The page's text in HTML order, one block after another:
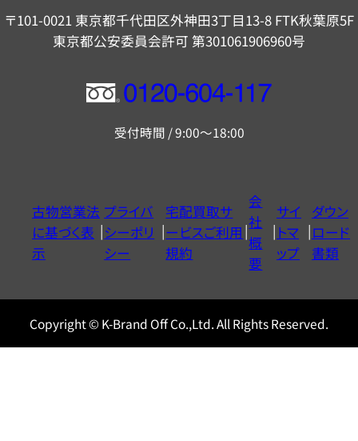
〒101-0021 東京都千代田区外神田3丁目13-8 FTK秋葉原5F
東京都公安委員会許可 第301061906960号
フ
ー
ヤ
ル
0120604117
受付時間 / 9:00～18:00
古物営業法
に基づく表
示
プライバ
シーポリ
シー
宅配買取サ
ービスご利用
規約
会
社
概
要
サイ
トマ
ップ
ダウン
ロード
書類
Copyright © K-Brand Off Co.,Ltd. All Rights Reserved.